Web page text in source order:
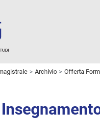
Archivio Offerta